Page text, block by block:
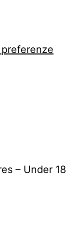
– Under 18